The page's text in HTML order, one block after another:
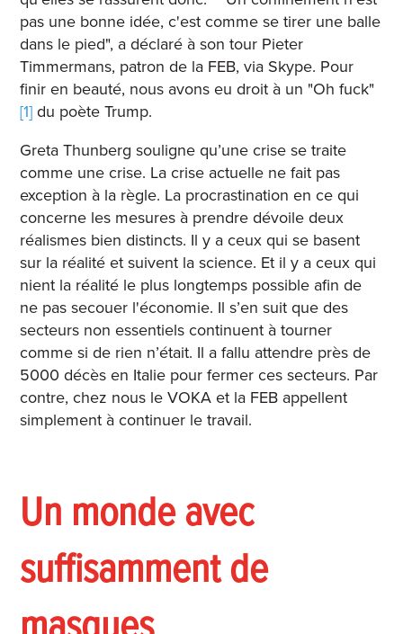
pas une bonne idée, c'est comme se tirer une balle
dans le pied", a déclaré à son tour Pieter
Timmermans, patron de la FEB, via Skype. Pour
finir en beauté, nous avons eu droit à un "Oh fuck"
[1] du poète Trump.
Greta Thunberg souligne qu’une crise se traite
comme une crise. La crise actuelle ne fait pas
exception à la règle. La procrastination en ce qui
concerne les mesures à prendre dévoile deux
réalismes bien distincts. Il y a ceux qui se basent
sur la réalité et suivent la science. Et il y a ceux qui
nient la réalité le plus longtemps possible afin de
ne pas secouer l'économie. Il s’en suit que des
secteurs non essentiels continuent à tourner
comme si de rien n’était. Il a fallu attendre près de
5000 décès en Italie pour fermer ces secteurs. Par
contre, chez nous le VOKA et la FEB appellent
simplement à continuer le travail.
Un monde avec
suffisamment de